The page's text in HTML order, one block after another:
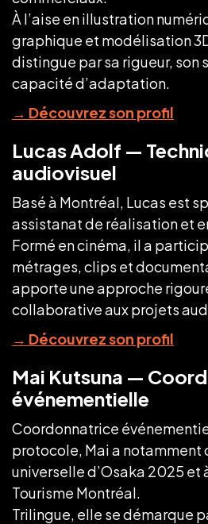
À l’aise en illustration
graphique et modélisation
distingue par sa rigueur, son
capacité d’adaptation.
→ Découvrez son profil
Lucas Adolf —
audiovisuel
Basé à Montréal, Lucas est
assistanat de réalisation et
Formé en cinéma, il a
métrages, clips et
apporte une approche
collaborative aux projets
→ Découvrez son profil
Mai Kutsuna —
événementielle
Coordonnatrice
protocole, Mai a notamment
universelle d’Osaka 2025 et
Tourisme Montréal.
Trilingue, elle se démarque